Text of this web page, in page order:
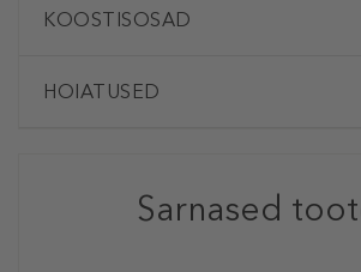
KOOSTISOSAD
HOIATUSED
Sarnased